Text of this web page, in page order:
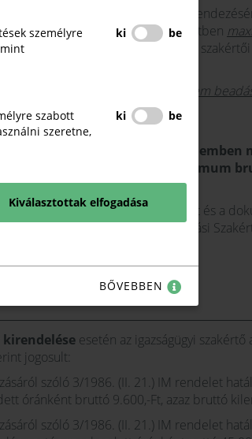
az elhúzódó elszámolási viták
határideje 30 nap , ami indokolt esetben
belül minden esetben lezárul a szakértői
A szakértői díjat a kérelmező a kérelem
71003285 számú alszámlájára.
eljárási díj mértéke a kérelemben
bruttó 200 000 Ft, maximum
rendszerünkön az űrlap kitöltését és a
kérelmezni a Teljesítésigazolási
kirendelése esetén az igazságügyi
jogosult:
szóló 3/1986. (II. 21.) IM rendelet
óránként bruttó 9.600,-Ft, azaz bruttó
szóló 3/1986. (II. 21.) IM rendelet
személyre
ki be
szabott
szeretne,
ki be
Kiválasztottak elfogadása
BŐVEBBEN